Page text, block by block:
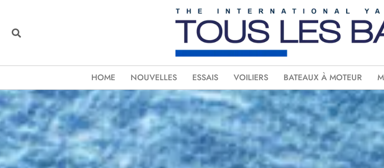
HOME NOUVELLES ESSAIS VOILIERS BATEAUX À MOTEUR